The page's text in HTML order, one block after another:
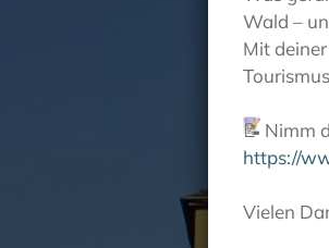
Wald –
Mit
📝 Nimm
https://
Vielen